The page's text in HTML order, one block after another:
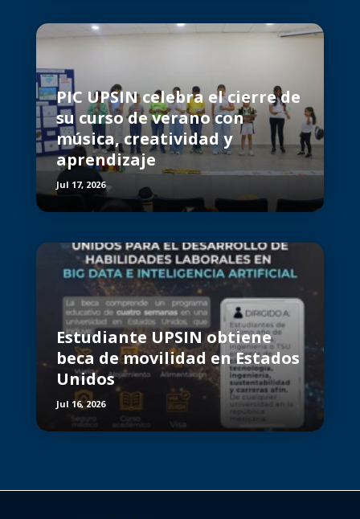
PIC UPSIN celebra el cierre de
su curso de verano con
música, creatividad y
aprendizaje
Jul 17, 2026
Estudiante UPSIN obtiene
beca de movilidad en Estados
Unidos
Jul 16, 2026